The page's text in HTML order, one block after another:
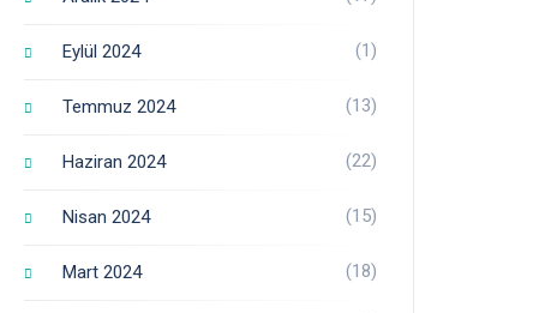
Eylül 2024 (1)
Temmuz 2024 (13)
Haziran 2024 (22)
Nisan 2024 (15)
Mart 2024 (18)